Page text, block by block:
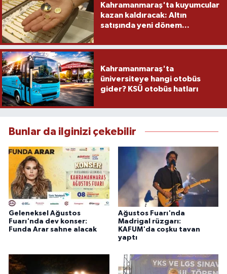
Kahramanmaraş'ta kuyumcular
kazan kaldıracak: Altın
satışında yeni dönem...
Kahramanmaraş'ta
üniversiteye hangi otobüs
gider? KSÜ otobüs hatları
Bunlar da ilginizi çekebilir
Geleneksel Ağustos
Fuarı'nda dev konser:
Funda Arar sahne alacak
Ağustos Fuarı'nda
Madrigal rüzgarı:
KAFUM'da coşku tavan
yaptı